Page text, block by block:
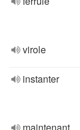
virole
instanter